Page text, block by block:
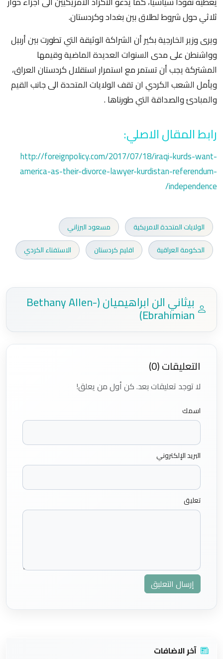
ثلاثي حول شروط لطلاق بين بغداد وكردستان.
ويرى وزير الخارجية بكير أن الشراكة الوثيقة التي تطورت بين أربيل
وواشنطن على مدى السنوات العديدة الماضية وقيمها
المشتركة يجب أن تستمر مع استمرار استقلال كردستان العراق،
ويأمل الشعب الكردي ان تقف الولايات المتحدة الى جانب القيم
والمبادئ والصداقة التي طورناها .
رابط المقال الاصلي:
http://foreignpolicy.com/2017/07/18/iraqi-kurds-want-
america-as-their-divorce-lawyer-kurdistan-referendum-
independence/
الولايات المتحدة الامريكية
مسعود البرزاني
الحكومة العراقية
اقليم كردستان الاستفتاء الكردي
بيثاني الن ابراهيميان (Bethany Allen-
Ebrahimian)
التعليقات (0)
لا توجد تعليقات بعد. كن أول من يعلق!
اسمك
البريد الإلكتروني
تعليق
إرسال التعليق
آخر الاضافات